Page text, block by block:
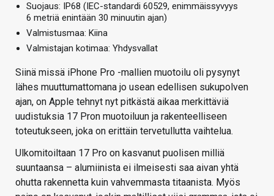
Suojaus: IP68 (IEC-standardi 60529, enimmäis­syvyys
6 metriä enintään 30 minuutin ajan)
Valmistusmaa: Kiina
Valmistajan kotimaa: Yhdysvallat
Siinä missä iPhone Pro -mallien muotoilu oli pysynyt
lähes muuttumattomana jo usean edellisen sukupolven
ajan, on Apple tehnyt nyt pitkästä aikaa merkittäviä
uudistuksia 17 Pron muotoiluun ja rakenteelliseen
toteutukseen, joka on erittäin tervetullutta vaihtelua.
Ulkomitoiltaan 17 Pro on kasvanut puolisen milliä
suuntaansa – alumiinista ei ilmeisesti saa aivan yhtä
ohutta rakennetta kuin vahvemmasta titaanista. Myös